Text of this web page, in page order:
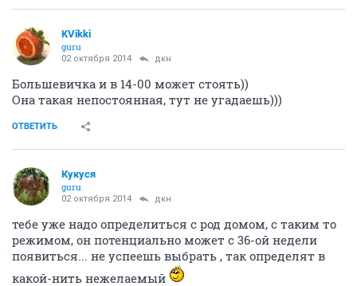
KVikki
guru
02 октября 2014 дкн
Большевичка и в 14-00 может стоять))
Она такая непостоянная, тут не угадаешь)))
ОТВЕТИТЬ
Кукуся
guru
02 октября 2014 дкн
тебе уже надо определиться с род домом, с таким то
режимом, он потенциально может с 36-ой недели
появиться... не успеешь выбрать , так определят в
какой-нить нежелаемый